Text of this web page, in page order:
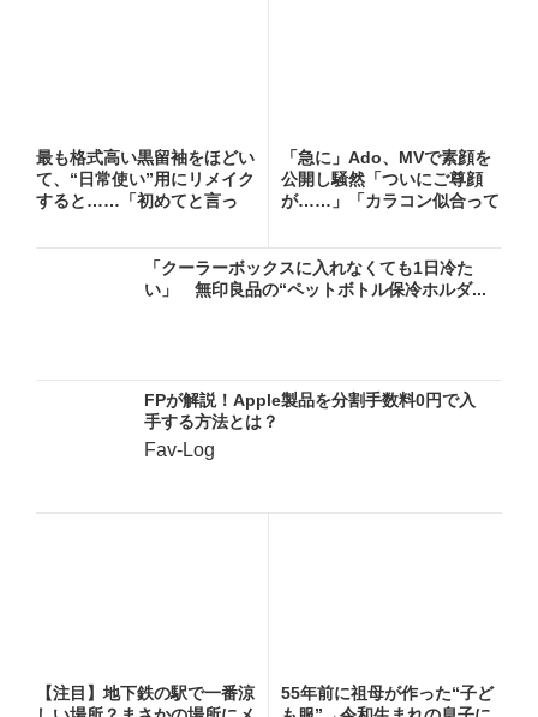
最も格式高い黒留袖をほどい
て、“日常使い”用にリメイク
すると……「初めてと言っ
「急に」Ado、MVで素顔を
公開し騒然「ついにご尊顔
が……」「カラコン似合って
「クーラーボックスに入れなくても1日冷た
い」 無印良品の“ペットボトル保冷ホルダ...
FPが解説！Apple製品を分割手数料0円で入
手する方法とは？
Fav-Log
【注目】地下鉄の駅で一番涼
55年前に祖母が作った“子ど